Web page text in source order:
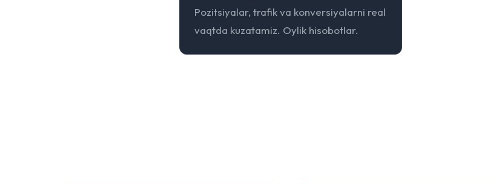
Pozitsiyalar, trafik va konversiyalarni real
vaqtda kuzatamiz. Oylik hisobotlar.